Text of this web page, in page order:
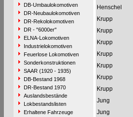
DB-Umbaulokomotiven
DR-Neubaulokomotiven
DR-Rekolokomotiven
DR - "6000er"
ELNA-Lokomotiven
Industrielokomotiven
Feuerlose Lokomotiven
Sonderkonstruktionen
SAAR (1920 - 1935)
DB-Bestand 1968
DR-Bestand 1970
Auslandsbestände
Lokbestandslisten
Erhaltene Fahrzeuge
Henschel
Krupp
Krupp
Krupp
Krupp
Krupp
Krupp
Krupp
Jung
Jung